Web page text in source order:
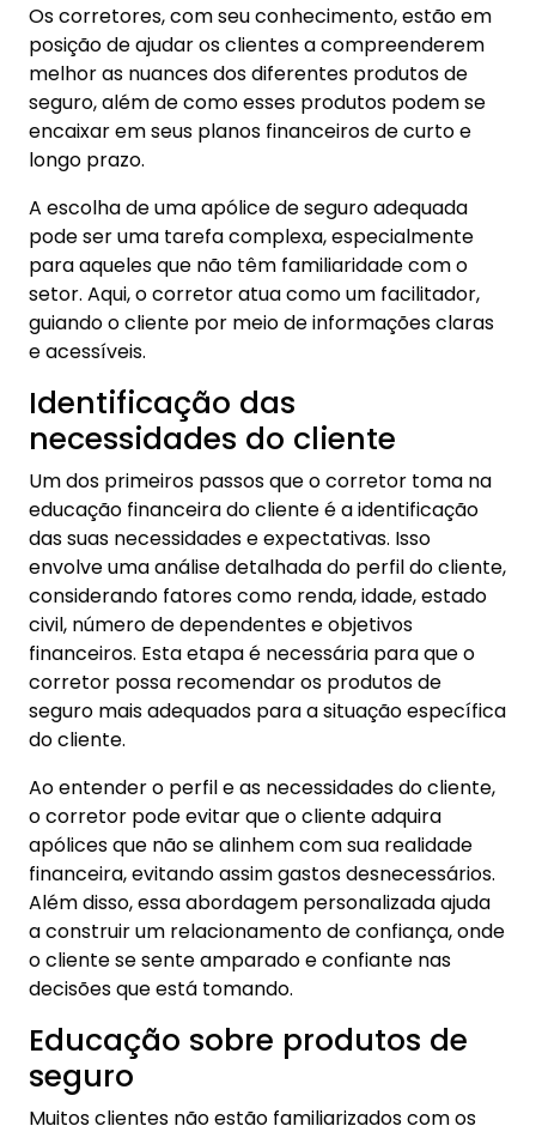
Os corretores, com seu conhecimento, estão em
posição de ajudar os clientes a compreenderem
melhor as nuances dos diferentes produtos de
seguro, além de como esses produtos podem se
encaixar em seus planos financeiros de curto e
longo prazo.
A escolha de uma apólice de seguro adequada
pode ser uma tarefa complexa, especialmente
para aqueles que não têm familiaridade com o
setor. Aqui, o corretor atua como um facilitador,
guiando o cliente por meio de informações claras
e acessíveis.
Identificação das
necessidades do cliente
Um dos primeiros passos que o corretor toma na
educação financeira do cliente é a identificação
das suas necessidades e expectativas. Isso
envolve uma análise detalhada do perfil do cliente,
considerando fatores como renda, idade, estado
civil, número de dependentes e objetivos
financeiros. Esta etapa é necessária para que o
corretor possa recomendar os produtos de
seguro mais adequados para a situação específica
do cliente.
Ao entender o perfil e as necessidades do cliente,
o corretor pode evitar que o cliente adquira
apólices que não se alinhem com sua realidade
financeira, evitando assim gastos desnecessários.
Além disso, essa abordagem personalizada ajuda
a construir um relacionamento de confiança, onde
o cliente se sente amparado e confiante nas
decisões que está tomando.
Educação sobre produtos de
seguro
Muitos clientes não estão familiarizados com os